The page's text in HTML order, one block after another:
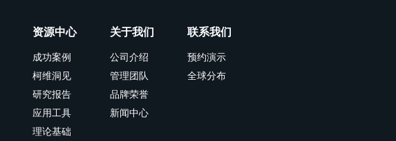
资源中心
成功案例
柯维洞见
研究报告
应用工具
理论基础
关于我们
公司介绍
管理团队
品牌荣誉
新闻中心
联系我们
预约演示
全球分布